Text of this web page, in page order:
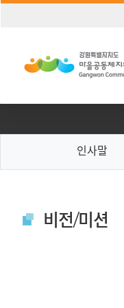
인사말
비전/미션